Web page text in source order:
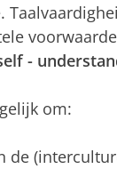
-
om:
de